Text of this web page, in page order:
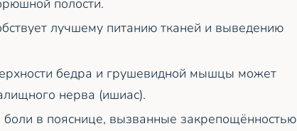
полости.
лучшему питанию тканей и выведению
бедра и грушевидной мышцы может
нерва (ишиас).
в пояснице, вызванные закрепощённостью